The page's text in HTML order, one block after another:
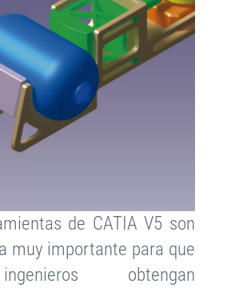
de CATIA V5 son
muy importante para que
obtengan